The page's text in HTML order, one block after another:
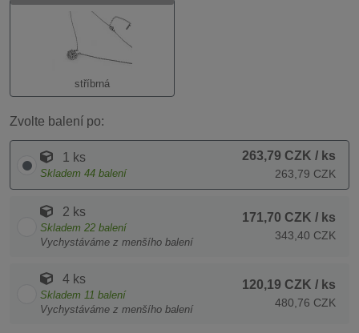
stříbrná
Zvolte balení po:
1 ks
Skladem 44 balení
263,79 CZK / ks
263,79 CZK
2 ks
Skladem 22 balení
Vychystáváme z menšího balení
171,70 CZK / ks
343,40 CZK
4 ks
Skladem 11 balení
Vychystáváme z menšího balení
120,19 CZK / ks
480,76 CZK